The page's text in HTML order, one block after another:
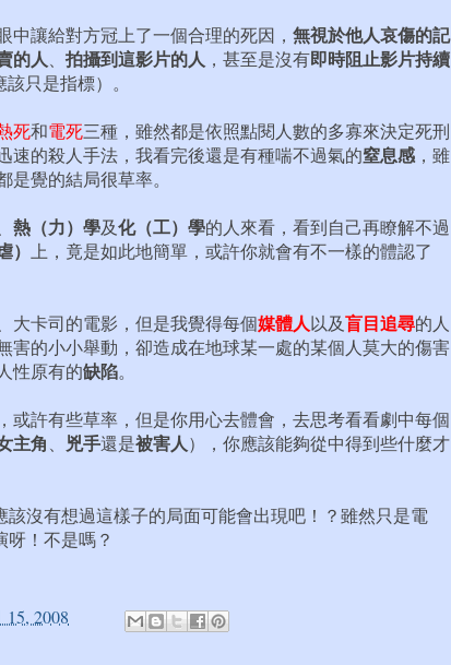
中讓給對方冠上了一個合理的死因， 無視於他人哀傷的記
的人 拍攝到這影片的人 ，甚至是沒有即時阻止影片持續
該只是指標）。
死和電死三種，雖然都是依照點閱人數的多寡來決定死刑
速的殺人手法，我看完後還是有種喘不過氣的窒息感 ，雖
覺的結局很草率。
熱（力）學及化（工）學的人來看，看到自己再瞭解不過
）
上，竟是如此地簡單，或許你就會有不一樣的體認了
大卡司的電影，但是我覺得每個媒體人以及盲目追尋的人
害的小小舉動，卻造成在地球某一處的某個人莫大的傷害
性原有的缺陷。
或許有些草率，但是你用心去體會，去思考看看劇中每個
主角 兇手還是被害人），你應該能夠從中得到些什麼才
該沒有想過這樣子的局面可能會出現吧！？雖然只是電
呀！不是嗎？
15, 2008